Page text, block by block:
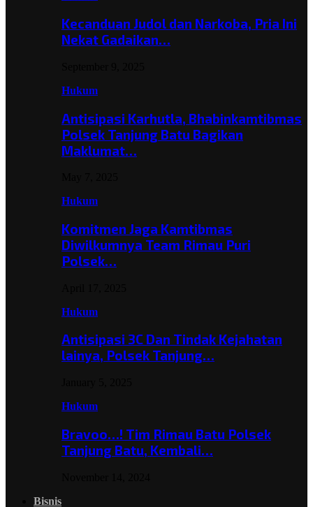
Kecanduan Judol dan Narkoba, Pria Ini
Nekat Gadaikan…
Hukum
Antisipasi Karhutla, Bhabinkamtibmas
Polsek Tanjung Batu Bagikan
Maklumat…
Hukum
Komitmen Jaga Kamtibmas
Diwilkumnya Team Rimau Puri
Polsek…
Hukum
Antisipasi 3C Dan Tindak Kejahatan
lainya, Polsek Tanjung…
Hukum
Bravoo…! Tim Rimau Batu Polsek
Tanjung Batu, Kembali…
Bisnis